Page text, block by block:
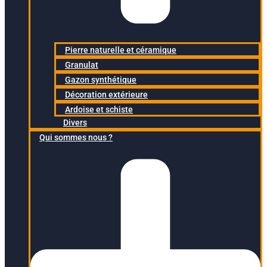
Pierre naturelle et céramique
Granulat
Gazon synthétique
Décoration extérieure
Ardoise et schiste
Divers
Qui sommes nous ?